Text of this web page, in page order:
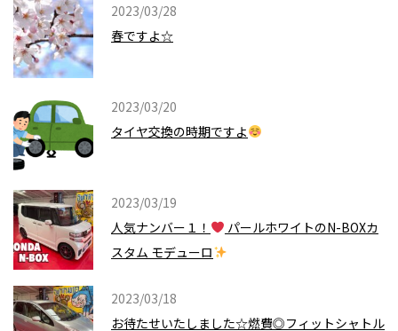
2023/03/28
春ですよ☆
2023/03/20
タイヤ交換の時期ですよ
2023/03/19
人気ナンバー１！
パールホワイトのN-BOXカ
スタム モデューロ
2023/03/18
お待たせいたしました☆燃費◎フィットシャトル